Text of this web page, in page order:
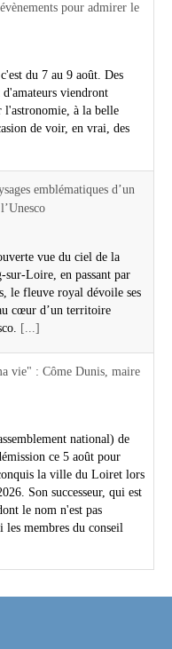
pour admirer le
du 7 au 9 août. Des
d'amateurs viendront
l'astronomie, à la belle
de voir, en vrai, des
emblématiques d’un
vue du ciel de la
Loire, en passant par
le fleuve royal dévoile ses
cœur d’un territoire
[...]
vie" : Côme Dunis, maire
national) de
ce 5 août pour
la ville du Loiret lors
Son successeur, qui est
le nom n'est pas
membres du conseil